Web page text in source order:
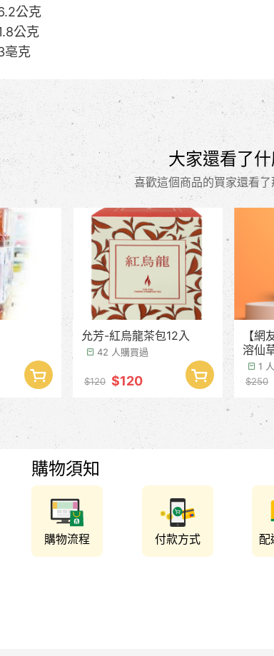
公克
克
克
大家還看了
喜歡這個商品的買家還看
允芳-紅烏龍茶包12入
42 人購買過
$120 $120
【網
溶仙
1
$250
購物須知
購物流程 付款方式 配